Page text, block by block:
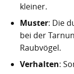
La
kleiner.
Muster: Die
bei der
Raubvögel.
Verhalten: